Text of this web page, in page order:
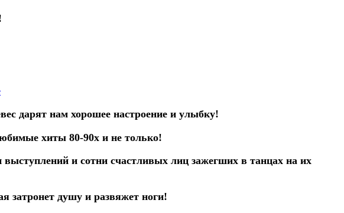
дарят нам хорошее настроение и улыбку!
хиты 80-90х и не только!
и сотни счастливых лиц зажегших в танцах на их
затронет душу и развяжет ноги!